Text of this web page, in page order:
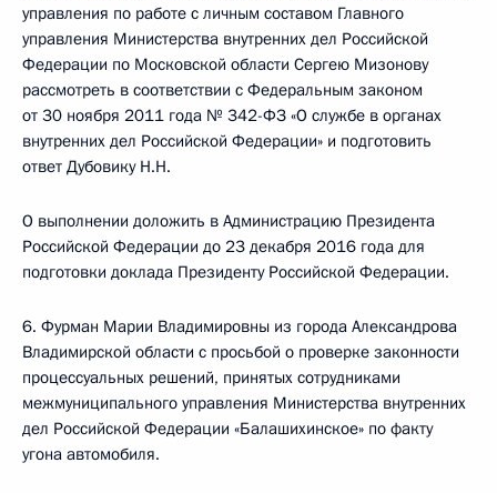
управления по работе с личным составом Главного
управления Министерства внутренних дел Российской
Федерации по Московской области Сергею Мизонову
рассмотреть в соответствии с Федеральным законом
от 30 ноября 2011 года № 342-ФЗ «О службе в органах
внутренних дел Российской Федерации» и подготовить
ответ Дубовику Н.Н.
О выполнении доложить в Администрацию Президента
Российской Федерации до 23 декабря 2016 года для
подготовки доклада Президенту Российской Федерации.
6. Фурман Марии Владимировны из города Александрова
Владимирской области с просьбой о проверке законности
процессуальных решений, принятых сотрудниками
межмуниципального управления Министерства внутренних
дел Российской Федерации «Балашихинское» по факту
угона автомобиля.